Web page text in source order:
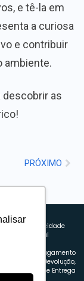
e tê-la em
a curiosa
e contribuir
ambiente.
descobrir as
PRÓXIMO
nós
de privacidade
comercial
Política de Pagamento
Troca, Devolução,
Reembolso e Entrega